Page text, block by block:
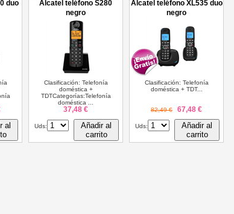
duo
al
Alcatel teléfono S280
negro
Clasificación: Telefonía
doméstica +
TDTCategorías:Telefonía
doméstica ...
37,48 €
Uds:
Añadir al
carrito
Alcatel teléfono XL535 duo
negro
Clasificación: Telefonía
doméstica + TDT...
82,49 € 67,48 €
Uds:
Añadir al
carrito